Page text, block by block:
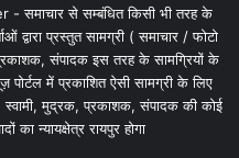
- समाचार से सम्बंधित किसी भी तरह के
द्वारा प्रस्तुत सामग्री ( समाचार / फोटो
संपादक इस तरह के सामग्रियों के
पोर्टल में प्रकाशित ऐसी सामग्री के लिए
स्वामी, मुद्रक, प्रकाशक, संपादक की कोई
का न्यायक्षेत्र रायपुर होगा